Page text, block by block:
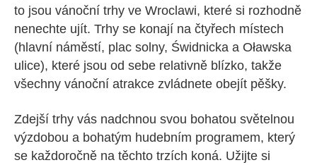
to jsou vánoční trhy ve Wroclawi, které si rozhodně
nenechte ujít. Trhy se konají na čtyřech místech
(hlavní náměstí, plac solny, Świdnicka a Oławska
ulice), které jsou od sebe relativně blízko, takže
všechny vánoční atrakce zvládnete obejít pěšky.
Zdejší trhy vás nadchnou svou bohatou světelnou
výzdobou a bohatým hudebním programem, který
se každoročně na těchto trzích koná. Užijte si